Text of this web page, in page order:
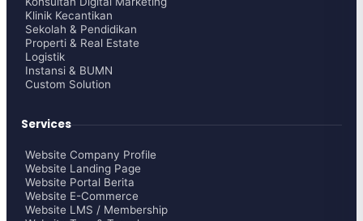
Klinik Kecantikan
Sekolah & Pendidikan
Properti & Real Estate
Logistik
Instansi & BUMN
Custom Solution
Services
Website Company Profile
Website Landing Page
Website Portal Berita
Website E-Commerce
Website LMS / Membership